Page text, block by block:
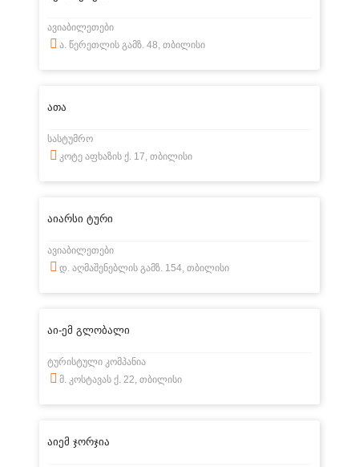
ავიაბილეთები
ა. წერეთლის გამზ. 48, თბილისი
ათა
სასტუმრო
კოტე აფხაზის ქ. 17, თბილისი
აიარსი ტური
ავიაბილეთები
დ. აღმაშენებლის გამზ. 154, თბილისი
აი-ემ გლობალი
ტურისტული კომპანია
მ. კოსტავას ქ. 22, თბილისი
აიემ ჯორჯია